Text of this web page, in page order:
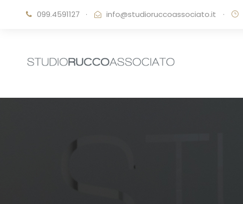
099.4591127 · info@studioruccoassociato.it ·